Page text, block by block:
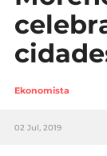
Casa
Ekonomista
02 Jul, 2019